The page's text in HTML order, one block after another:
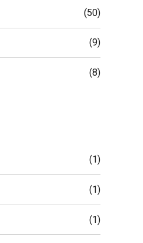
(50)
(9)
(8)
(1)
(1)
(1)